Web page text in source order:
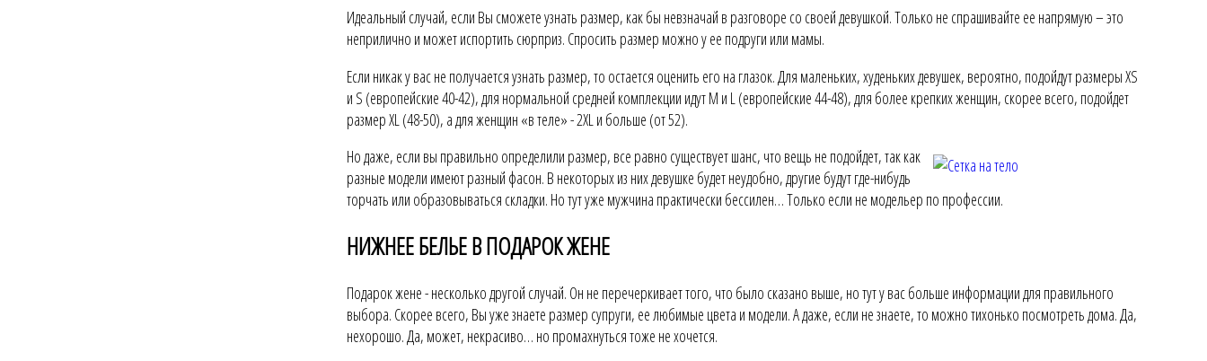
Идеальный случай, если Вы сможете узнать размер, как бы невзначай в разговоре со своей девушкой. Только не спрашивайте ее напрямую – это
неприлично и может испортить сюрприз. Спросить размер можно у ее подруги или мамы.
Если никак у вас не получается узнать размер, то остается оценить его на глазок. Для маленьких, худеньких девушек, вероятно, подойдут размеры XS
и S (европейские 40-42), для нормальной средней комплекции идут M и L (европейские 44-48), для более крепких женщин, скорее всего, подойдет
размер XL (48-50), а для женщин «в теле» - 2XL и больше (от 52).
Но даже, если вы правильно определили размер, все равно существует шанс, что вещь не подойдет, так как
разные модели имеют разный фасон. В некоторых из них девушке будет неудобно, другие будут где-нибудь
торчать или образовываться складки. Но тут уже мужчина практически бессилен… Только если не модельер по профессии.
НИЖНЕЕ БЕЛЬЕ В ПОДАРОК ЖЕНЕ
Подарок жене - несколько другой случай. Он не перечеркивает того, что было сказано выше, но тут у вас больше информации для правильного
выбора. Скорее всего, Вы уже знаете размер супруги, ее любимые цвета и модели. А даже, если не знаете, то можно тихонько посмотреть дома. Да,
нехорошо. Да, может, некрасиво… но промахнуться тоже не хочется.